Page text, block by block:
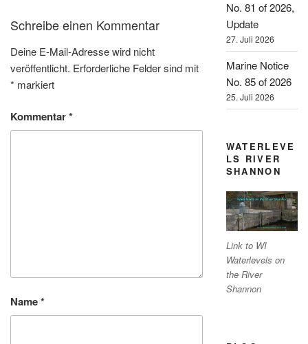
Schreibe einen Kommentar
Deine E-Mail-Adresse wird nicht
veröffentlicht. Erforderliche Felder sind mit
* markiert
Kommentar*
Name*
No. 81 of 2026,
Update
27. Juli 2026
Marine Notice
No. 85 of 2026
25. Juli 2026
WATERLEVE
LS RIVER
SHANNON
Link to WI
Waterlevels on
the River
Shannon